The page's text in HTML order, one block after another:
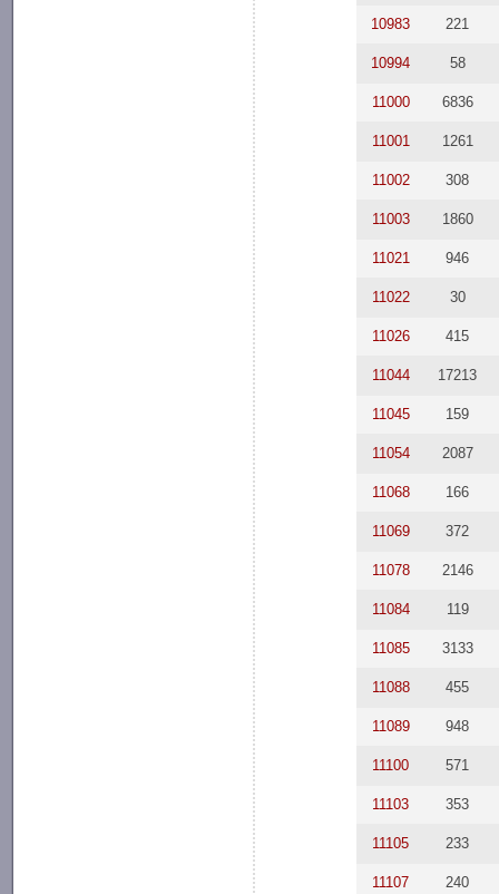
10983 221
10994 58
11000 6836
11001 1261
11002 308
11003 1860
11021 946
11022 30
11026 415
11044 17213
11045 159
11054 2087
11068 166
11069 372
11078 2146
11084 119
11085 3133
11088 455
11089 948
11100 571
11103 353
11105 233
11107 240